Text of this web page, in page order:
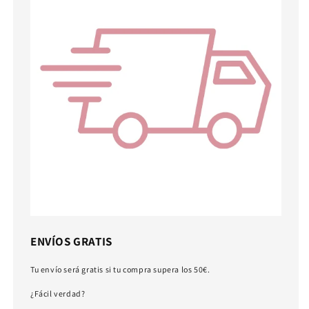
ENVÍOS GRATIS
Tu envío será gratis si tu compra supera los 50€.
¿Fácil verdad?